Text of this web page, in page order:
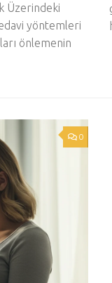
Üzerindeki
yöntemleri
önlemenin
0